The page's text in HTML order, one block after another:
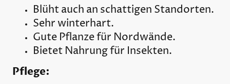
Blüht auch an schattigen Standorten.
Sehr winterhart.
Gute Pflanze für Nordwände.
Bietet Nahrung für Insekten.
Pflege: